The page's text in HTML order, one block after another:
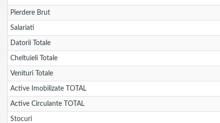
Pierdere Brut
Salariati
Datorii Totale
Cheltuieli Totale
Venituri Totale
Active Imobilizate TOTAL
Active Circulante TOTAL
Stocuri